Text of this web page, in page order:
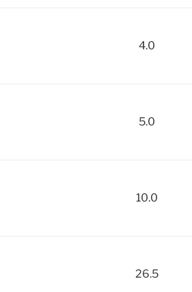
4.0
5.0
10.0
26.5